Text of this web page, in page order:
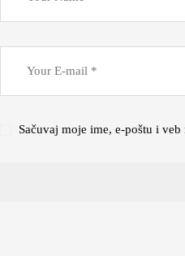
Sačuvaj moje ime, e-poštu i